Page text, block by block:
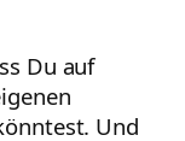
Du auf
Und